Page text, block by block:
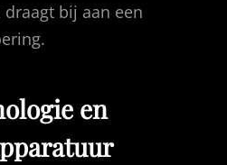
bij aan een
en